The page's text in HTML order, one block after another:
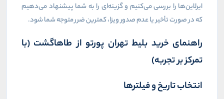
ایرلاین‌ها را بررسی می‌کنیم و گزینه‌ای را به شما پیشنهاد می‌دهیم
که در صورت تأخیر یا عدم صدور ویزا، کمترین ضرر متوجه شما شود.
راهنمای خرید بلیط تهران پورتو از طاهاگشت (با
تمرکز بر تجربه)
انتخاب تاریخ و فیلترها